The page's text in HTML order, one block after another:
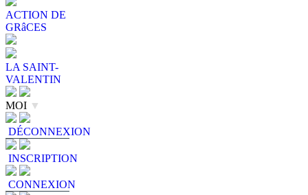
ACTION DE
GRâCES
LA SAINT-
VALENTIN
MOI ▼
DÉCONNEXION
INSCRIPTION
CONNEXION